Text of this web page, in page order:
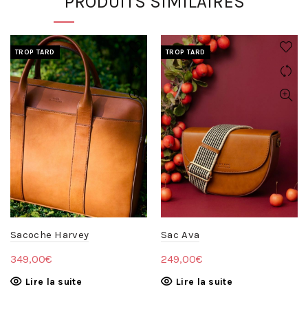
TROP TARD
Sacoche Harvey
349,00€
Lire la suite
TROP TARD
Sac Ava
249,00€
Lire la suite